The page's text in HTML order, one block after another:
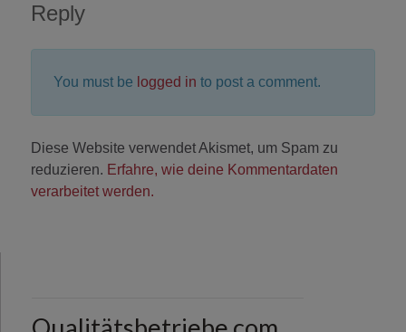
Reply
You must be logged in to post a comment.
Diese Website verwendet Akismet, um Spam zu
reduzieren. Erfahre, wie deine Kommentardaten
verarbeitet werden.